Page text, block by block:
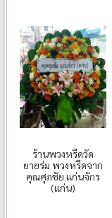
ร้านพวงหรีดวัด
ยายร่ม พวงหรีดจาก
คุณศุภชัย แก่นจักร
(แก่น)